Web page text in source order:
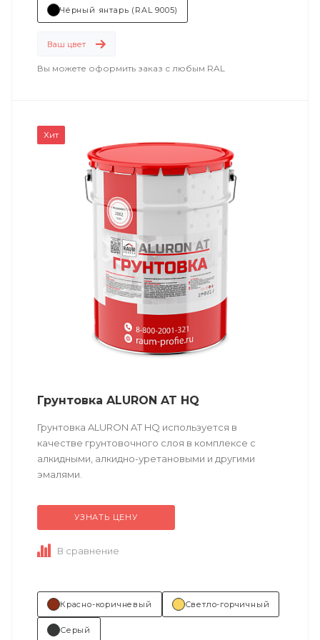
Чёрный янтарь (RAL 9005)
Ваш цвет
Вы можете оформить заказ с любым RAL
Хит
Грунтовка ALURON AT HQ
Грунтовка ALURON AT HQ используется в
качестве грунтовочного слоя в комплексе с
алкидными, алкидно-уретановыми и другими
эмалями.
Техническое описание
Состав (тип связующего):
УЗНАТЬ ЦЕНУ
В сравнение
Красно-коричневый Светло-горчичный
Серый